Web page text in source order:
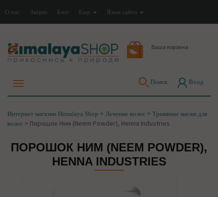
О нас Акции Блог Еще Язык сайта
Ваша корзина
Поиск Вход
Интернет магазин Himalaya Shop > Лечение волос > Травяные маски для
волос > Порошок Ним (Neem Powder), Henna Industries
ПОРОШОК НИМ (NEEM POWDER),
HENNA INDUSTRIES